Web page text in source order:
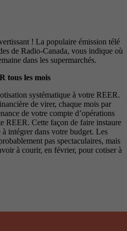
! La populaire émission télé
de Radio-Canada, vous indique où
dans les supermarchés.
tous les mois
systématique à votre REER.
de virer, chaque mois par
de votre compte d’opérations
REER. Cette façon de faire instaure
intégrer dans votre budget. Les
pas spectaculaires, mais
à courir, en février, pour cotiser à